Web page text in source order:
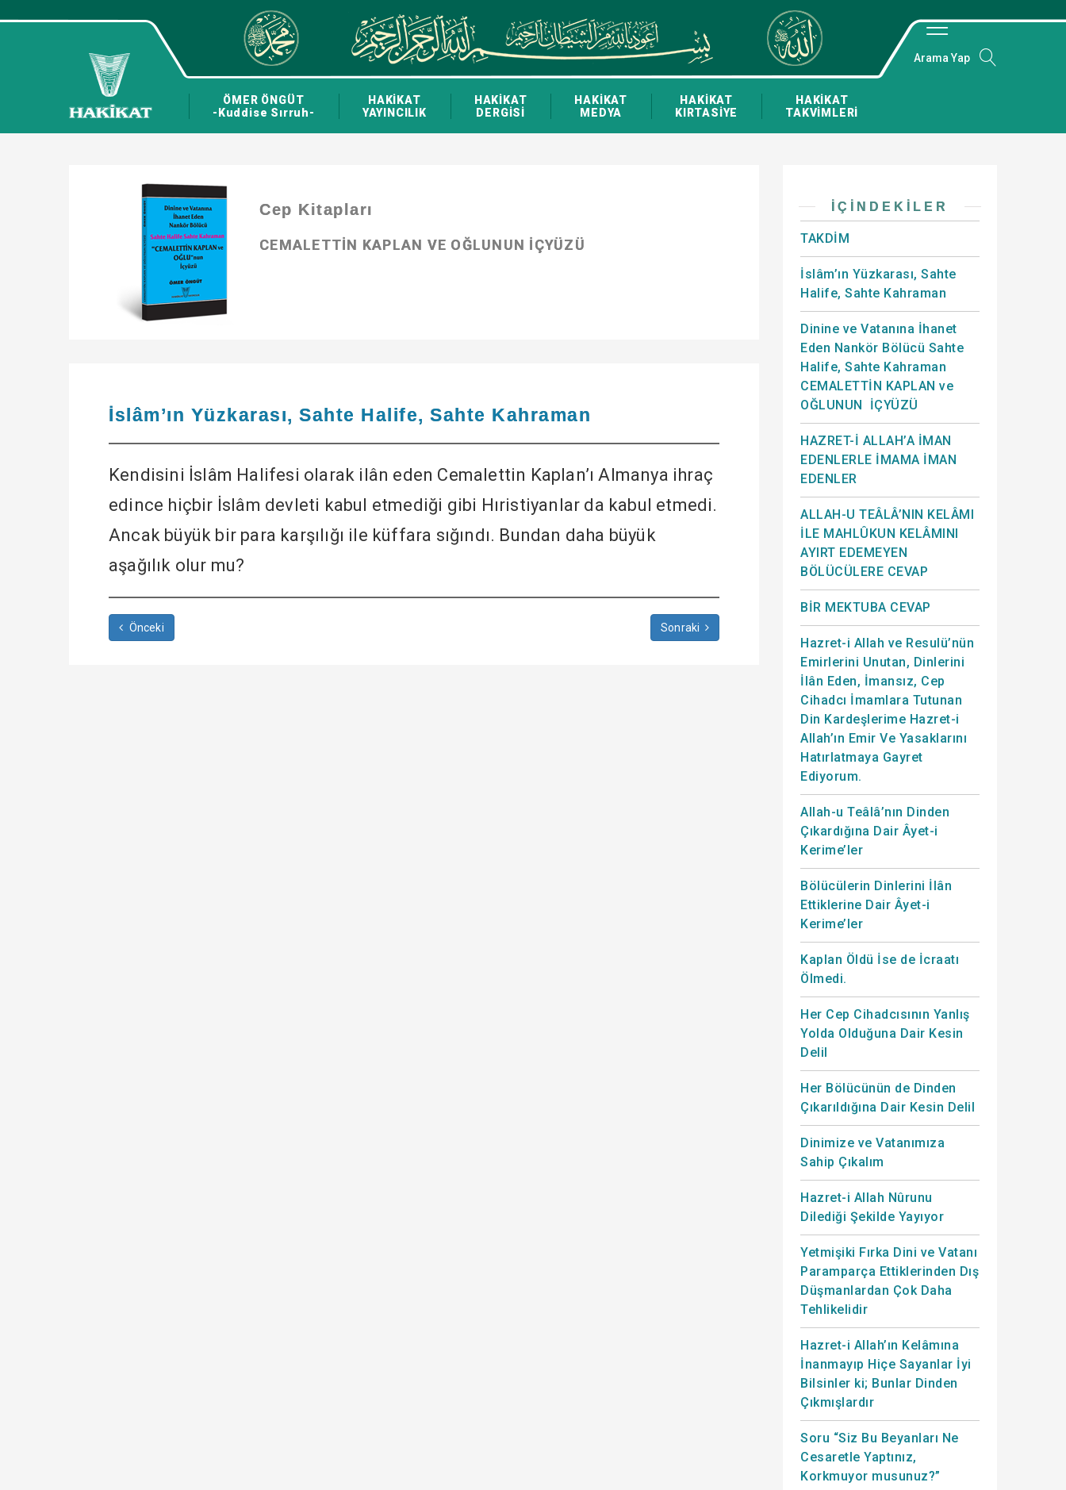
ÖMER ÖNGÜT
-Kuddise Sırruh-
HAKİKAT
YAYINCILIK
HAKİKAT
DERGİSİ
HAKİKAT
MEDYA
HAKİKAT
KIRTASİYE
HAKİKAT
TAKVİMLERİ
Arama Yap
Cep Kitapları
CEMALETTİN KAPLAN VE OĞLUNUN İÇYÜZÜ
İslâm’ın Yüzkarası, Sahte Halife, Sahte Kahraman
Kendisini İslâm Halifesi olarak ilân eden Cemalettin Kaplan’ı Almanya ihraç
edince hiçbir İslâm devleti kabul etmediği gibi Hıristiyanlar da kabul etmedi.
Ancak büyük bir para karşılığı ile küffara sığındı. Bundan daha büyük
aşağılık olur mu?
Önceki Sonraki
İÇINDEKILER
TAKDİM
İslâm’ın Yüzkarası, Sahte
Halife, Sahte Kahraman
Dinine ve Vatanına İhanet
Eden Nankör Bölücü Sahte
Halife, Sahte Kahraman
CEMALETTİN KAPLAN ve
OĞLUNUN İÇYÜZÜ
HAZRET-İ ALLAH’A İMAN
EDENLERLE İMAMA İMAN
EDENLER
ALLAH-U TEÂLÂ’NIN KELÂMI
İLE MAHLÛKUN KELÂMINI
AYIRT EDEMEYEN
BÖLÜCÜLERE CEVAP
BİR MEKTUBA CEVAP
Hazret-i Allah ve Resulü’nün
Emirlerini Unutan, Dinlerini
İlân Eden, İmansız, Cep
Cihadcı İmamlara Tutunan
Din Kardeşlerime Hazret-i
Allah’ın Emir Ve Yasaklarını
Hatırlatmaya Gayret
Ediyorum.
Allah-u Teâlâ’nın Dinden
Çıkardığına Dair Âyet-i
Kerime’ler
Bölücülerin Dinlerini İlân
Ettiklerine Dair Âyet-i
Kerime’ler
Kaplan Öldü İse de İcraatı
Ölmedi.
Her Cep Cihadcısının Yanlış
Yolda Olduğuna Dair Kesin
Delil
Her Bölücünün de Dinden
Çıkarıldığına Dair Kesin Delil
Dinimize ve Vatanımıza
Sahip Çıkalım
Hazret-i Allah Nûrunu
Dilediği Şekilde Yayıyor
Yetmişiki Fırka Dini ve Vatanı
Paramparça Ettiklerinden Dış
Düşmanlardan Çok Daha
Tehlikelidir
Hazret-i Allah’ın Kelâmına
İnanmayıp Hiçe Sayanlar İyi
Bilsinler ki; Bunlar Dinden
Çıkmışlardır
Soru “Siz Bu Beyanları Ne
Cesaretle Yaptınız,
Korkmuyor musunuz?”